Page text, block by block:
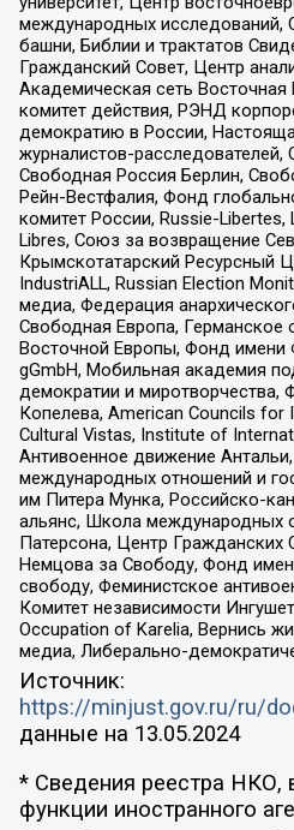
международных исследований,
башни, Библии и трактатов
Гражданский Совет, Центр
Академическая сеть Восточная
комитет действия, РЭНД
демократию в России,
журналистов-
Свободная Россия Берлин,
Рейн-Вестфалия, Фонд
комитет России, Russie-
Libres, Союз за возвращение
Крымскотатарский Ресурсный
IndustriALL, Russian Election
медиа, Федерация
Свободная Европа, Германское
Восточной Европы, Фонд имени
gGmbH, Мобильная академия
демократии и миротворчества,
Копелева, American Councils for
Cultural Vistas, Institute of
Антивоенное движение
международных отношений и
им Питера Мунка, Российско-
альянс, Школа международных
Патерсона, Центр
Немцова за Свободу, Фонд
свободу, Феминистское
Комитет независимости
Occupation of Karelia, Вернись
медиа, Либерально-
Источник:
https://minjust.gov.ru/ru/
данные на 13.05.2024
* Сведения реестра
функции иностранного